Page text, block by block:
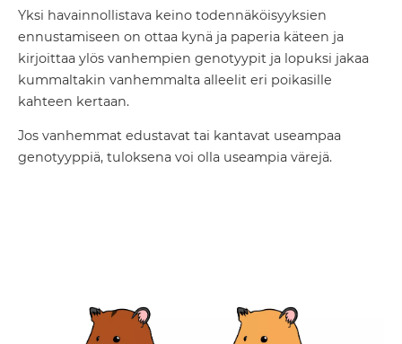
Yksi havainnollistava keino todennäköisyyksien
ennustamiseen on ottaa kynä ja paperia käteen ja
kirjoittaa ylös vanhempien genotyypit ja lopuksi jakaa
kummaltakin vanhemmalta alleelit eri poikasille
kahteen kertaan.
Jos vanhemmat edustavat tai kantavat useampaa
genotyyppiä, tuloksena voi olla useampia värejä.